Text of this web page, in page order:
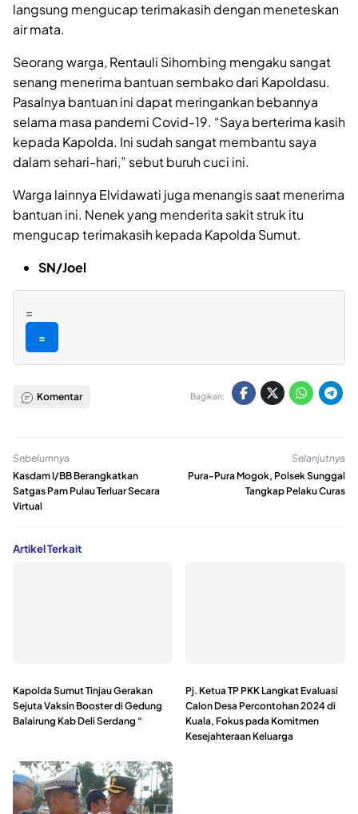
langsung mengucap terimakasih dengan meneteskan
air mata.
Seorang warga, Rentauli Sihombing mengaku sangat
senang menerima bantuan sembako dari Kapoldasu.
Pasalnya bantuan ini dapat meringankan bebannya
selama masa pandemi Covid-19. “Saya berterima kasih
kepada Kapolda. Ini sudah sangat membantu saya
dalam sehari-hari,” sebut buruh cuci ini.
Warga lainnya Elvidawati juga menangis saat menerima
bantuan ini. Nenek yang menderita sakit struk itu
mengucap terimakasih kepada Kapolda Sumut.
SN/Joel
=
=
Komentar Bagikan:
Sebelumnya
Kasdam I/BB Berangkatkan
Satgas Pam Pulau Terluar Secara
Virtual
Selanjutnya
Pura-Pura Mogok, Polsek Sunggal
Tangkap Pelaku Curas
Artikel Terkait
Kapolda Sumut Tinjau Gerakan
Sejuta Vaksin Booster di Gedung
Balairung Kab Deli Serdang “
Pj. Ketua TP PKK Langkat Evaluasi
Calon Desa Percontohan 2024 di
Kuala, Fokus pada Komitmen
Kesejahteraan Keluarga